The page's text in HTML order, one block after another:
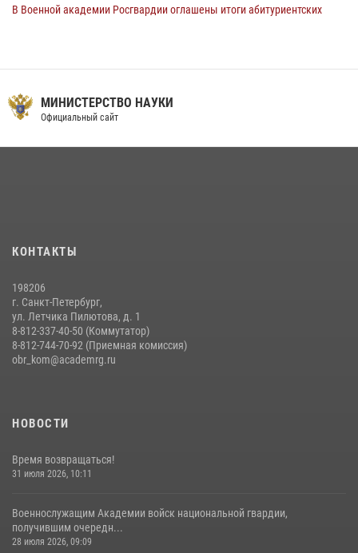
В Военной академии Росгвардии оглашены итоги абитуриентских
09 июля 2026, 11:58 9
МИНИСТЕРСТВО НАУКИ
Официальный сайт
КОНТАКТЫ
198206
г. Санкт-Петербург,
ул. Летчика Пилютова, д. 1
8-812-337-40-50 (Коммутатор)
8-812-744-70-92 (Приемная комиссия)
obr_kom@academrg.ru
НОВОСТИ
Время возвращаться!
31 июля 2026, 10:11
Военнослужащим Академии войск национальной гвардии,
получившим очередн...
28 июля 2026, 09:09